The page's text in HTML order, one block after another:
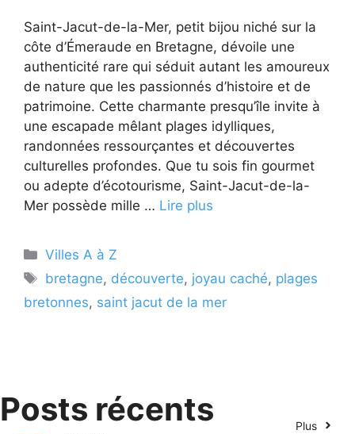
Saint-Jacut-de-la-Mer, petit bijou niché sur la
côte d’Émeraude en Bretagne, dévoile une
authenticité rare qui séduit autant les amoureux
de nature que les passionnés d’histoire et de
patrimoine. Cette charmante presqu’île invite à
une escapade mêlant plages idylliques,
randonnées ressourçantes et découvertes
culturelles profondes. Que tu sois fin gourmet
ou adepte d’écotourisme, Saint-Jacut-de-la-
Mer possède mille … Lire plus
Catégories
Villes A à Z
Étiquettes
bretagne, découverte, joyau caché, plages
bretonnes, saint jacut de la mer
Posts récents Plus